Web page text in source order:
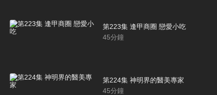
第223集 逢甲商圈 戀愛小吃
45分鐘
第224集 神明界的醫美專家
45分鐘